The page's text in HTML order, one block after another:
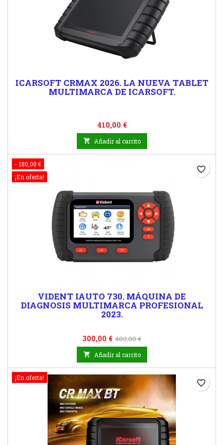
ICARSOFT CRMAX 2026. LA NUEVA TABLET
MULTIMARCA DE ICARSOFT.
Precio
410,00 €
 Añadir al carrito
- 180,00 €
¡En oferta!
VIDENT IAUTO 730. MÁQUINA DE
DIAGNOSIS MULTIMARCA PROFESIONAL
2023.
Precio
300,00 € Precio
base
480,00 €
 Añadir al carrito
favorite_border
¡En oferta!
favorite_border